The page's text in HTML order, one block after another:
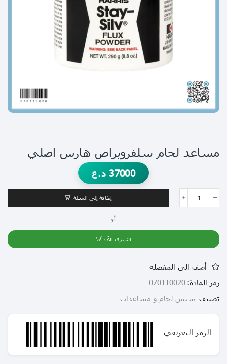
مساعد لحام سلفروبراص هارس اصلي
37000 د.ع
إضافة إلى السلة
أو
اشتري الآن
أضف الى المفضلة
رمز المادة: 070110020
تصنيف شيش لحام و مساعدات
الرمز التعريفي